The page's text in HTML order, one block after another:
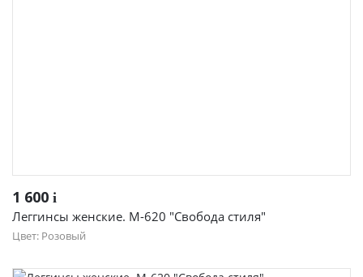
1 600 i
Леггинсы женские. М-620 "Свобода стиля"
Цвет: Розовый